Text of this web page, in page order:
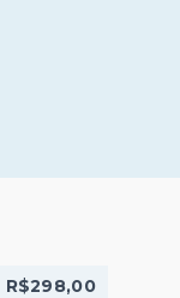
R$298,00